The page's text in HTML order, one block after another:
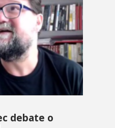
debate o